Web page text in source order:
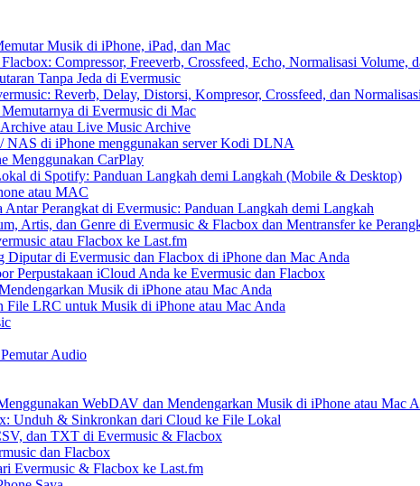
Musik di iPhone, iPad, dan Mac
Compressor, Freeverb, Crossfeed, Echo, Normalisasi Volume,
Tanpa Jeda di Evermusic
Reverb, Delay, Distorsi, Kompresor, Crossfeed, dan
di Evermusic di Mac
atau Live Music Archive
NAS di iPhone menggunakan server Kodi DLNA
Menggunakan CarPlay
di Spotify: Panduan Langkah demi Langkah (Mobile & Desktop)
atau MAC
Perangkat di Evermusic: Panduan Langkah demi Langkah
Artis, dan Genre di Evermusic & Flacbox dan Mentransfer ke
atau Flacbox ke Last.fm
Diputar di Evermusic dan Flacbox di iPhone dan Mac Anda
Perpustakaan iCloud Anda ke Evermusic dan Flacbox
Musik di iPhone atau Mac Anda
File LRC untuk Musik di iPhone atau Mac Anda
Audio
WebDAV dan Mendengarkan Musik di iPhone atau Mac
Unduh & Sinkronkan dari Cloud ke File Lokal
dan TXT di Evermusic & Flacbox
dan Flacbox
Evermusic & Flacbox ke Last.fm